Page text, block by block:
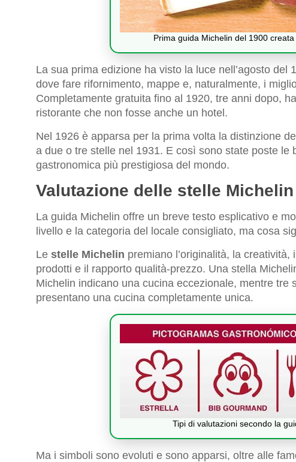
Prima guida Michelin del 1900
La sua prima edizione ha visto la luce nell’agosto
dove fare rifornimento, mappe e, naturalmente, i
Completamente gratuita fino al 1920, tre anni dopo,
ristorante che non fosse anche un hotel.
Nel 1926 è apparsa per la prima volta la distinzione
a due o tre stelle nel 1931. E così sono state poste
gastronomica più prestigiosa del mondo.
Valutazione delle stelle Michelin
La guida Michelin offre un breve testo esplicativo e
livello e la categoria del locale consigliato, ma cosa
Le stelle Michelin premiano l’originalità, la
prodotti e il rapporto qualità-prezzo. Una stella
Michelin indicano una cucina eccezionale, mentre
presentano una cucina completamente unica.
Tipi di valutazioni secondo la
Ma i simboli sono evoluti e sono apparsi, oltre alle